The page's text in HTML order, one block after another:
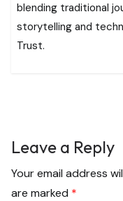
blending traditional
storytelling and
Trust.
Leave a Reply
Your email address
are marked *